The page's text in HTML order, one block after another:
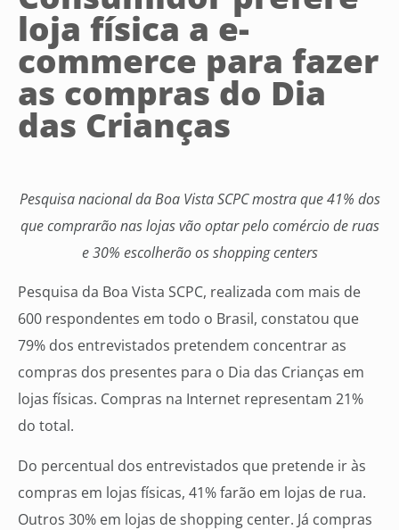
loja física a e-
commerce para fazer
as compras do Dia
das Crianças
Pesquisa nacional da Boa Vista SCPC mostra que 41% dos
que comprarão nas lojas vão optar pelo comércio de ruas
e 30% escolherão os shopping centers
Pesquisa da Boa Vista SCPC, realizada com mais de
600 respondentes em todo o Brasil, constatou que
79% dos entrevistados pretendem concentrar as
compras dos presentes para o Dia das Crianças em
lojas físicas. Compras na Internet representam 21%
do total.
Do percentual dos entrevistados que pretende ir às
compras em lojas físicas, 41% farão em lojas de rua.
Outros 30% em lojas de shopping center. Já compras